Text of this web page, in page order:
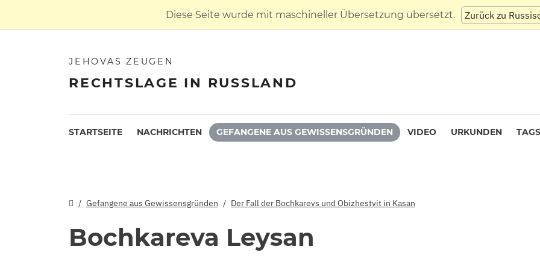
Diese Seite wurde mit maschineller Übersetzung übersetzt. Zurück zu
JEHOVAS ZEUGEN
RECHTSLAGE IN RUSSLAND
STARTSEITE NACHRICHTEN GEFANGENE AUS GEWISSENSGRÜNDEN VIDEO URKUNDEN TAGS
Gefangene aus Gewissensgründen Der Fall der Bochkarevs und Obizhestvit in Kasan
Bochkareva Leysan